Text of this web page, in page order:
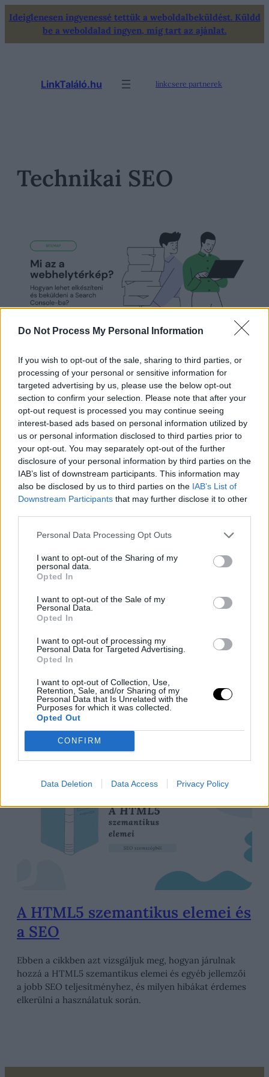
Do Not Process My Personal Information
If you wish to opt-out of the sale, sharing to third parties, or
processing of your personal or sensitive information for
targeted advertising by us, please use the below opt-out
section to confirm your selection. Please note that after your
opt-out request is processed you may continue seeing
interest-based ads based on personal information utilized by
us or personal information disclosed to third parties prior to
your opt-out. You may separately opt-out of the further
disclosure of your personal information by third parties on the
IAB’s list of downstream participants. This information may
also be disclosed by us to third parties on the IAB’s List of
Downstream Participants that may further disclose it to other
Personal Data Processing Opt Outs
I want to opt-out of the Sharing of my
personal data.
Opted In
I want to opt-out of the Sale of my
Personal Data.
Opted In
I want to opt-out of processing my
Personal Data for Targeted Advertising.
Opted In
I want to opt-out of Collection, Use,
Retention, Sale, and/or Sharing of my
Personal Data that Is Unrelated with the
Purposes for which it was collected.
Opted Out
CONFIRM
Data Deletion Data Access Privacy Policy
tartalomhoz
Ideiglenesen ingyenessé tettük a weboldalbeküldést. Küldd
be a weboldalad ingyen, míg tart az ajánlat.
LinkTaláló.hu linkcsere partnerek
Technikai SEO
Mi az a sitemap? Hogyan készíts
webhelytérképet és küldd be a
Search Console-ba?
Mi az a sitemap, vagy magyarul webhelytérkép és
hogyan kell elkészíteni, beküldeni a Search Console-ba?
Hogy lehet bekerülni a Google
keresőbe?
Ebben a cikkben részletesen bemutatjuk, hogyan lehet
bekerülni a Google keresőjébe, milyen eszközök állnak
ehhez rendelkezésünkre, és mit tehetünk azért, hogy ne
csak megjelenjünk, de minél jobb pozíciót is érjünk el.
A HTML5 szemantikus elemei és
a SEO
Ebben a cikkben azt vizsgáljuk meg, hogyan járulnak
hozzá a HTML5 szemantikus elemei és egyéb jellemzői
a jobb SEO teljesítményhez, és milyen hibákat érdemes
elkerülni a használatuk során.